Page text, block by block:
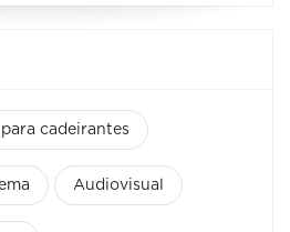
cadeirantes
Audiovisual